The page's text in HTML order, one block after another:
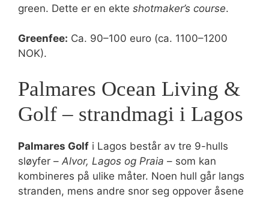
green. Dette er en ekte shotmaker’s course.
Greenfee: Ca. 90–100 euro (ca. 1100–1200
NOK).
Palmares Ocean Living &
Golf – strandmagi i Lagos
Palmares Golf i Lagos består av tre 9-hulls
sløyfer – Alvor, Lagos og Praia – som kan
kombineres på ulike måter. Noen hull går langs
stranden, mens andre snor seg oppover åsene